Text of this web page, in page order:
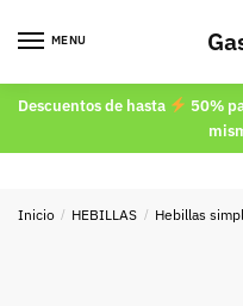
MENU
Descuentos de hasta
50%
Inicio / HEBILLAS / Hebillas